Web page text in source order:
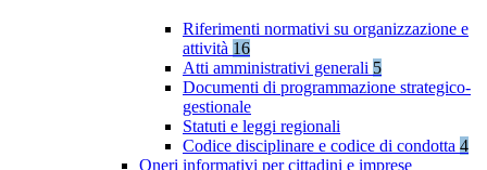
Riferimenti normativi su organizzazione e
attività 16
Atti amministrativi generali 5
Documenti di programmazione strategico-
gestionale
Statuti e leggi regionali
Codice disciplinare e codice di condotta 4
Oneri informativi per cittadini e imprese